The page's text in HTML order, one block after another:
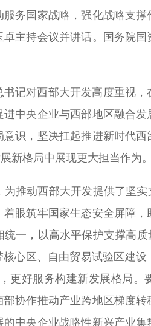
务国家战略，强化战略支
主持会议并讲话。国务院
记对西部大开发高度重视
中央企业与西部地区融合发
识，坚决扛起推进新时代
新格局中展现更大担当作为。
推动西部大开发提供了坚
眼筑牢国家生态安全屏障
一，以高水平保护支撑高
心区、自由贸易试验区建
好服务构建新发展格局。
协作推动产业跨地区梯度
中央企业战略性新兴产业